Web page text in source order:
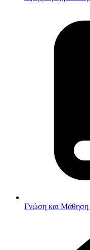
Γνώση και Μάθηση